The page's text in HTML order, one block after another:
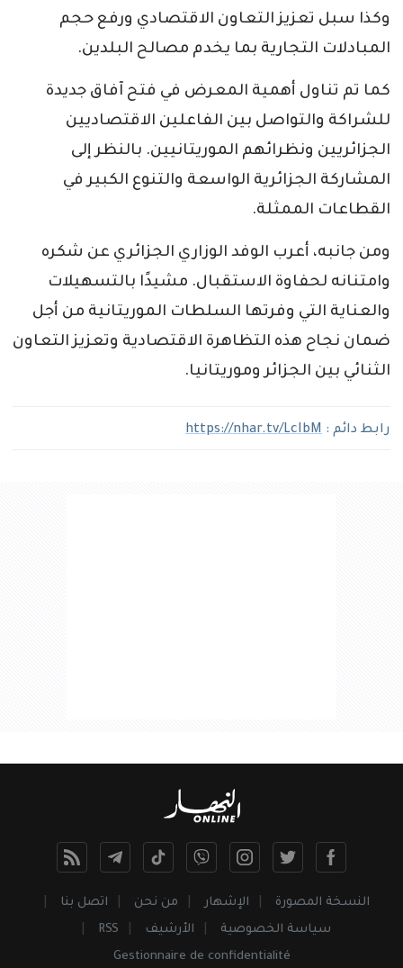
وكذا سبل تعزيز التعاون الاقتصادي ورفع حجم
المبادلات التجارية بما يخدم مصالح البلدين.
كما تم تناول أهمية المعرض في فتح آفاق جديدة
للشراكة والتواصل بين الفاعلين الاقتصاديين
الجزائريين ونظرائهم الموريتانيين. بالنظر إلى
المشاركة الجزائرية الواسعة والتنوع الكبير في
القطاعات الممثلة.
ومن جانبه، أعرب الوفد الوزاري الجزائري عن شكره
وامتنانه لحفاوة الاستقبال. مشيدًا بالتسهيلات
والعناية التي وفرتها السلطات الموريتانية من أجل
ضمان نجاح هذه التظاهرة الاقتصادية وتعزيز التعاون
الثنائي بين الجزائر وموريتانيا.
رابط دائم : https://nhar.tv/LcIbM
النسخة المصورة الإشهار من نحن
اتصل بنا
سياسة الخصوصية
الأرشيف
RSS
Gestionnaire de confidentialité